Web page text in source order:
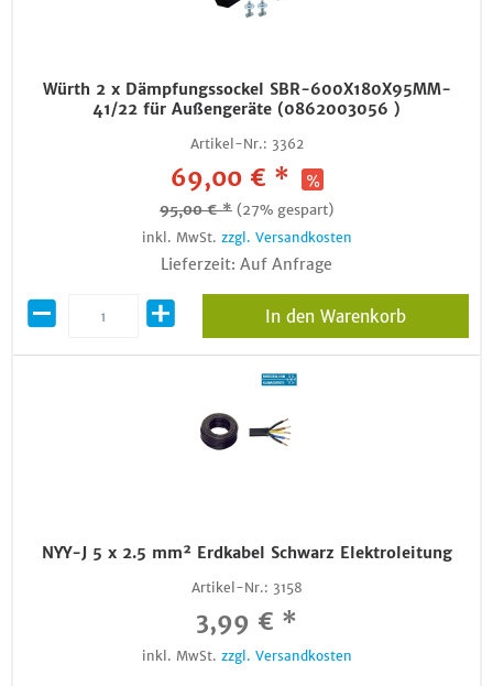
Würth 2 x Dämpfungssockel SBR-600X180X95MM-
41/22 für Außengeräte (0862003056 )
Artikel-Nr.: 3362
69,00 € *
95,00 € * (27% gespart)
inkl. MwSt. zzgl. Versandkosten
Lieferzeit: Auf Anfrage
In den Warenkorb
NYY-J 5 x 2.5 mm² Erdkabel Schwarz Elektroleitung
Artikel-Nr.: 3158
3,99 € *
inkl. MwSt. zzgl. Versandkosten